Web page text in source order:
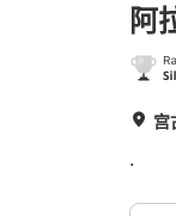
阿
宫
.